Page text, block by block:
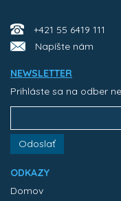
+421 55 6419 111
Napíšte nám
NEWSLETTER
Prihláste sa na odber
Odoslať
ODKAZY
Domov